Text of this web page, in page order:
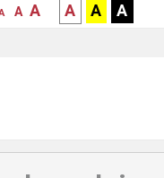
mniejsza
normalna
A
większa-
czcionka
A
kontrast
czarny
A
kontrast
czarny
A
żółty
A